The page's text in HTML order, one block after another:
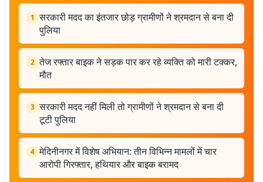
1 सरकारी मदद का इंतजार छोड़ ग्रामीणों ने श्रमदान से बना दी
पुलिया
2 तेज रफ्तार बाइक ने सड़क पार कर रहे व्यक्ति को मारी टक्कर,
मौत
3 सरकारी मदद नहीं मिली तो ग्रामीणों ने श्रमदान से बना दी
टूटी पुलिया
4 मेदिनीनगर में विशेष अभियान: तीन विभिन्न मामलों में चार
आरोपी गिरफ्तार, हथियार और बाइक बरामद